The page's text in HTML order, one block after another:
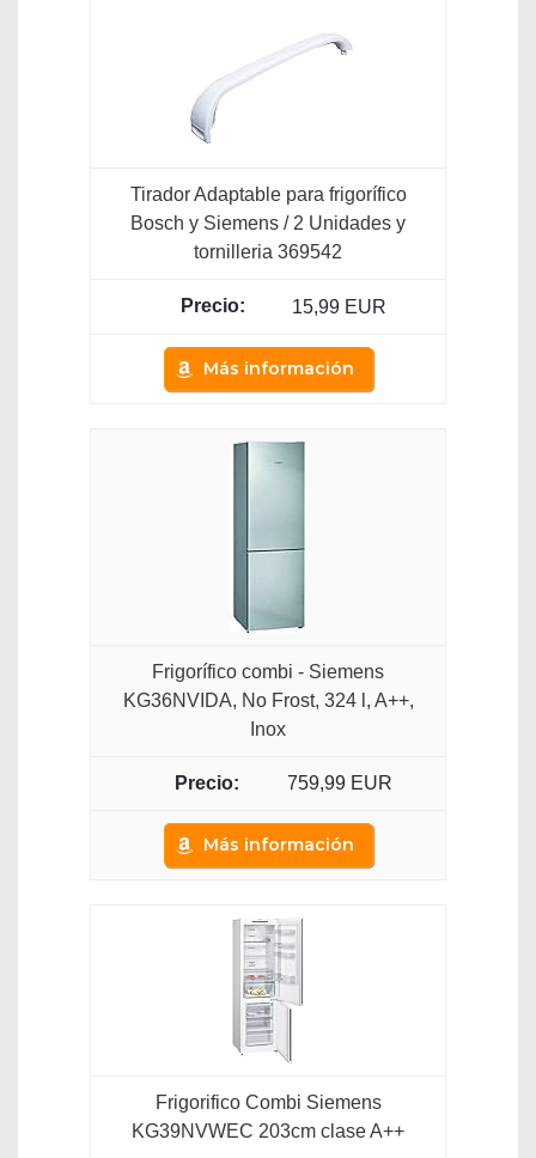
Tirador Adaptable para frigorífico
Bosch y Siemens / 2 Unidades y
tornilleria 369542
15,99 EUR
Más información
Frigorífico combi - Siemens
KG36NVIDA, No Frost, 324 l, A++,
Inox
759,99 EUR
Más información
Frigorifico Combi Siemens
KG39NVWEC 203cm clase A++